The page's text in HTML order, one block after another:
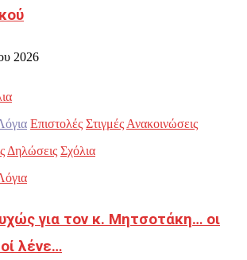
2026
Επιστολές Στιγμές Ανακοινώσεις
Δηλώσεις Σχόλια
για τον κ. Μητσοτάκη… οι
λένε…